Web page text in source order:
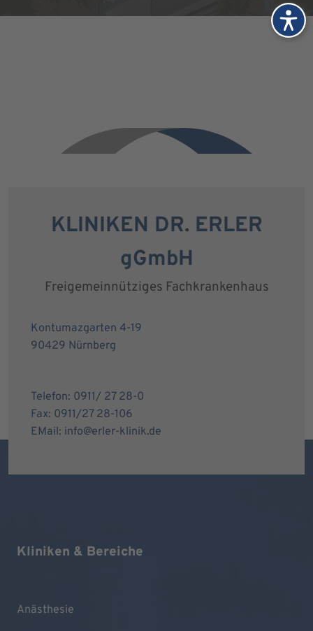
KLINIKEN DR. ERLER
gGmbH
Freigemeinnütziges Fachkrankenhaus
Kontumazgarten 4-19
90429 Nürnberg
Telefon: 0911/ 27 28-0
Fax: 0911/27 28-106
EMail: info@erler-klinik.de
Kliniken & Bereiche
Anästhesie